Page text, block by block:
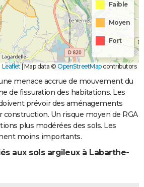
Faible
Moyen
Fort
Leaflet Map data © OpenStreetMapcontributors
menace accrue de mouvement du
de fissuration des habitations. Les
prévoir des aménagements
construction. Un risque moyen de RGA
plus modérées des sols. Les
moins importants.
aux sols argileux à Labarthe-